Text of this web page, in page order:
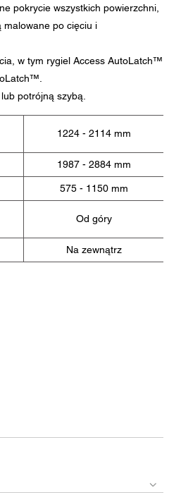
pokrycie wszystkich powierzchni,
malowane po cięciu i
w tym rygiel Access AutoLatch™
potrójną szybą.
1224 - 2114 mm
1987 - 2884 mm
575 - 1150 mm
Od góry
Na zewnątrz
osobowych
podanych przeze mnie w
najbliższemu Dealerowi
pracownikowi Centor, który
danych osobowych odbywa się
prawem ochrony danych.